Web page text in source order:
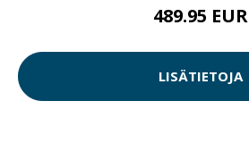
489.95 EUR
LISÄTIETOJA